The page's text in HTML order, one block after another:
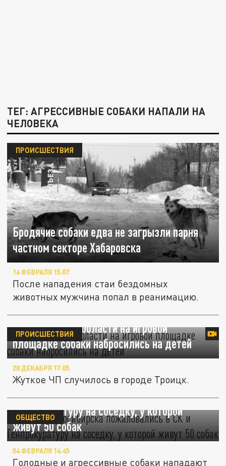
ТЕГ: АГРЕССИВНЫЕ СОБАКИ НАПАЛИ НА
ЧЕЛОВЕКА
Бродячие собаки едва не загрызли парня
частном секторе Хабаровска
ПРОИСШЕСТВИЯ
14 ФЕВРАЛЯ 15:07
После нападения стаи бездомных
животных мужчина попал в реанимацию.
В Челябинской области на игровой
площадке собаки набросились на детей
ПРОИСШЕСТВИЯ
28 ДЕКАБРЯ 17:05
Жуткое ЧП случилось в городе Троицк.
Жители Новосибирска пожаловались в СК и
Генпрокуратуру на соседку, у которой
живут 50 собак
ОБЩЕСТВО
04 ФЕВРАЛЯ 14:45
Голодные и агрессивные собаки нападают